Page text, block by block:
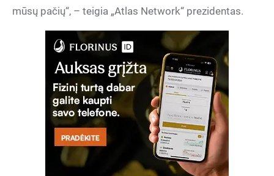
mūsų pačių“, – teigia „Atlas Network“ prezidentas.